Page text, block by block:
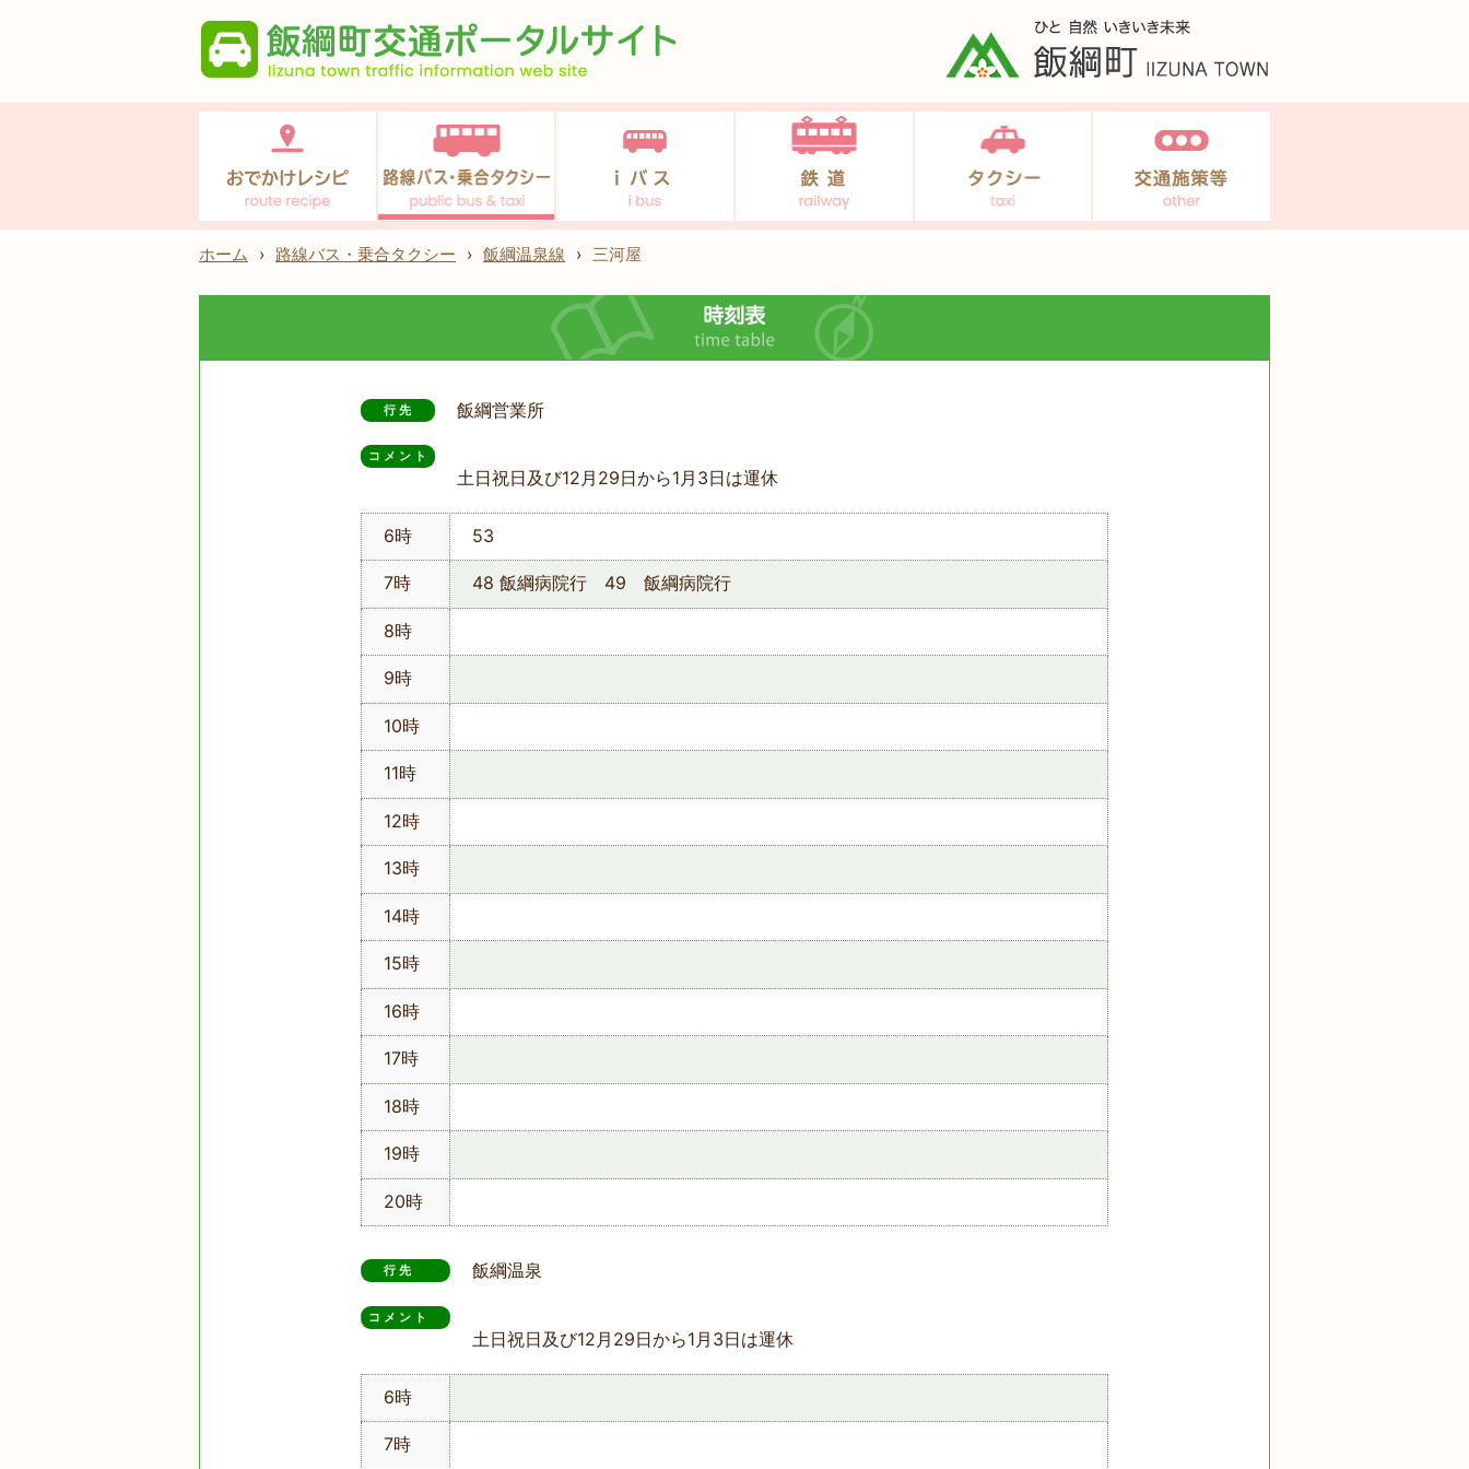
ホーム › 路線バス・乗合タクシー › 飯綱温泉線 › 三河屋
行先 飯綱営業所
コメント
土日祝日及び12月29日から1月3日は運休
6時 53
7時 48 飯綱病院行 49 飯綱病院行
8時
9時
10時
11時
12時
13時
14時
15時
16時
17時
18時
19時
20時
行先 飯綱温泉
コメント
土日祝日及び12月29日から1月3日は運休
6時
7時